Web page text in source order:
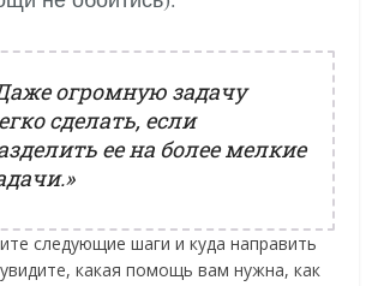
огромную задачу
сделать, если
ее на более мелкие
следующие шаги и куда направить
какая помощь вам нужна, как